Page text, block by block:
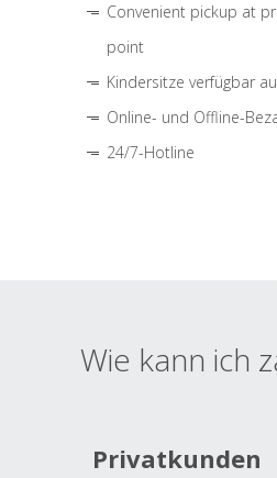
Convenient pickup at
point
Kindersitze verfügbar
Online- und Offline-
24/7-Hotline
Wie kann ich
Privatkunden